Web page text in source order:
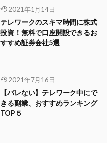
2021年1月14日
テレワークのスキマ時間に株式
投資！無料で口座開設できるお
すすめ証券会社5選
2021年7月16日
【バレない】テレワーク中にで
きる副業、おすすめランキング
TOP５